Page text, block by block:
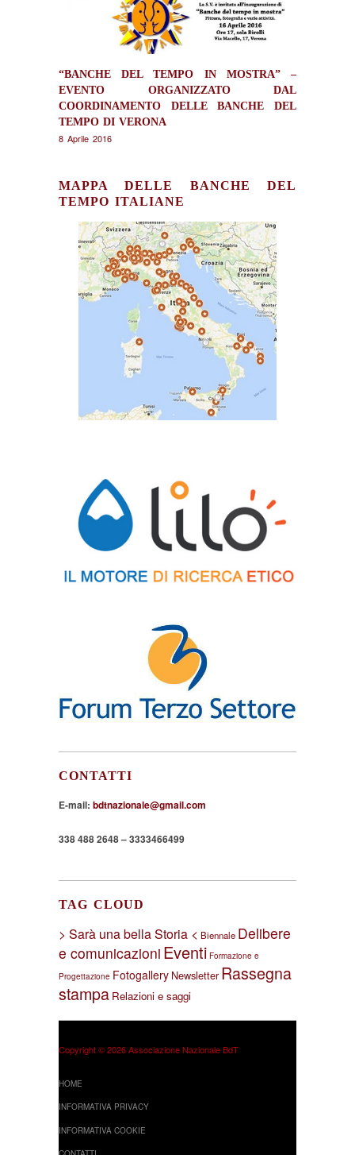
“BANCHE DEL TEMPO IN MOSTRA” –
EVENTO ORGANIZZATO DAL
COORDINAMENTO DELLE BANCHE DEL
TEMPO DI VERONA
8 Aprile 2016
MAPPA DELLE BANCHE DEL
TEMPO ITALIANE
CONTATTI
E-mail: bdtnazionale@gmail.com
338 488 2648 – 3333466499
TAG CLOUD
> Sarà una bella Storia < Biennale Delibere
e comunicazioni Eventi Formazione e
Progettazione Fotogallery Newsletter Rassegna
stampa Relazioni e saggi
Copyright © 2026 Associazione Nazionale BdT
HOME
INFORMATIVA PRIVACY
INFORMATIVA COOKIE